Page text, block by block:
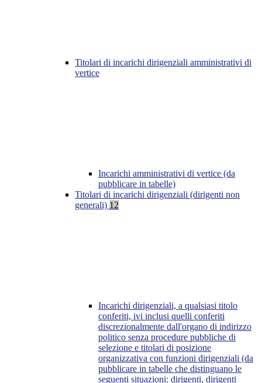
Titolari di incarichi dirigenziali amministrativi di
vertice
Incarichi amministrativi di vertice (da
pubblicare in tabelle)
Titolari di incarichi dirigenziali (dirigenti non
generali) 12
Incarichi dirigenziali, a qualsiasi titolo
conferiti, ivi inclusi quelli conferiti
discrezionalmente dall'organo di indirizzo
politico senza procedure pubbliche di
selezione e titolari di posizione
organizzativa con funzioni dirigenziali (da
pubblicare in tabelle che distinguano le
seguenti situazioni: dirigenti, dirigenti